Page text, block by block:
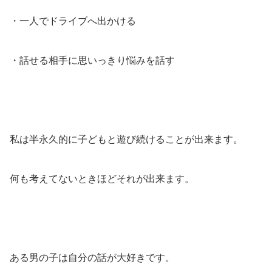
・一人でドライブへ出かける
・話せる相手に思いっきり悩みを話す
私は半永久的に子どもと遊び続けることが出来ます。
何も考えてないときほどそれが出来ます。
ある男の子は自分の話が大好きです。